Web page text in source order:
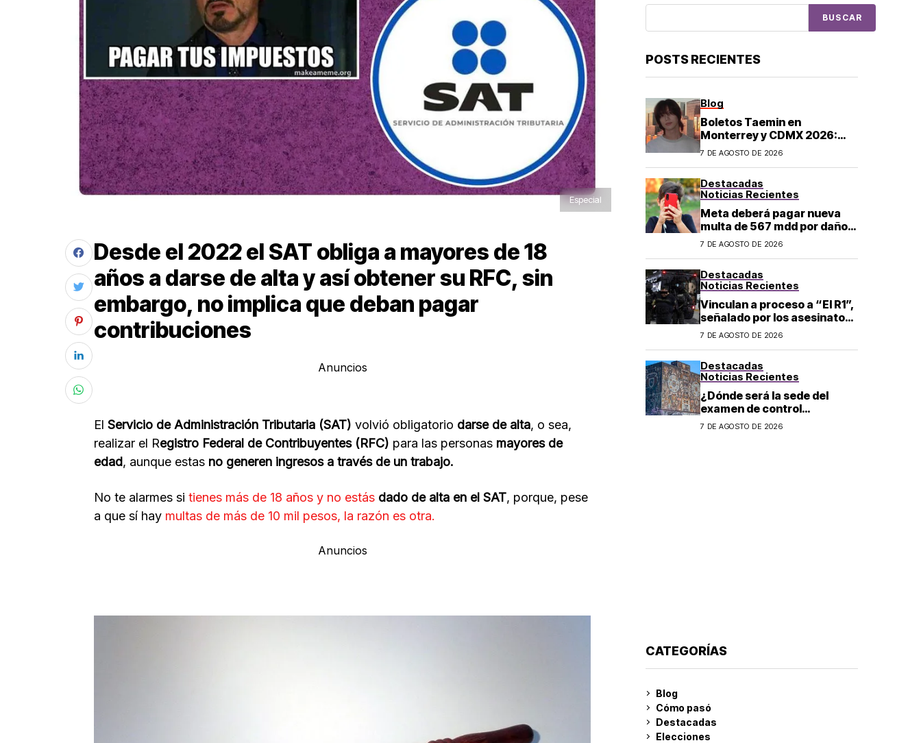
Especial
Desde el 2022 el SAT obliga a mayores de 18
años a darse de alta y así obtener su RFC, sin
embargo, no implica que deban pagar
contribuciones
Anuncios
El Servicio de Administración Tributaria (SAT) volvió obligatorio darse de alta, o sea,
realizar el Registro Federal de Contribuyentes (RFC) para las personas mayores de
edad, aunque estas no generen ingresos a través de un trabajo.
No te alarmes si tienes más de 18 años y no estás dado de alta en el SAT, porque, pese
a que sí hay multas de más de 10 mil pesos, la razón es otra.
Anuncios
BUSCAR
POSTS RECIENTES
Blog
Boletos Taemin en
Monterrey y CDMX 2026:
¿dónde comprar?
7 DE AGOSTO DE 2026
Destacadas
Noticias Recientes
Meta deberá pagar nueva
multa de 567 mdd por daños
a menores
7 DE AGOSTO DE 2026
Destacadas
Noticias Recientes
Vinculan a proceso a “El R1”,
señalado por los asesinatos
de Carlos Manzo y Valeria
7 DE AGOSTO DE 2026
Destacadas
Noticias Recientes
¿Dónde será la sede del
examen de control
presencial de de la UNAM en
7 DE AGOSTO DE 2026
CATEGORÍAS
Blog
Cómo pasó
Destacadas
Elecciones